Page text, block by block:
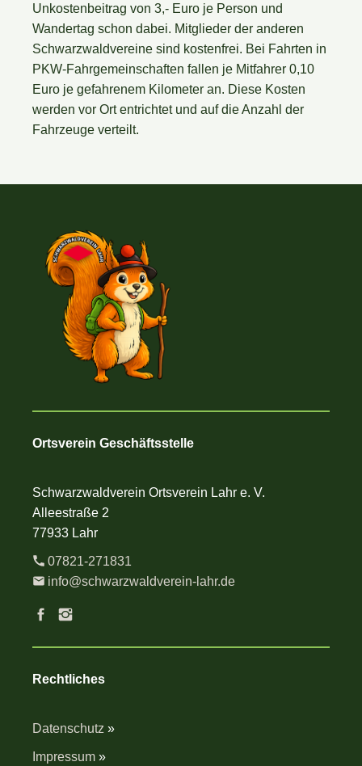
Unkostenbeitrag von 3,- Euro je Person und
Wandertag schon dabei. Mitglieder der anderen
Schwarzwaldvereine sind kostenfrei. Bei Fahrten in
PKW-Fahrgemeinschaften fallen je Mitfahrer 0,10
Euro je gefahrenem Kilometer an. Diese Kosten
werden vor Ort entrichtet und auf die Anzahl der
Fahrzeuge verteilt.
Ortsverein Geschäftsstelle
Schwarzwaldverein Ortsverein Lahr e. V.
Alleestraße 2
77933 Lahr
07821-271831
info@schwarzwaldverein-lahr.de
Rechtliches
Datenschutz »
Impressum »